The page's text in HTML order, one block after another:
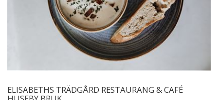
ELISABETHS TRÄDGÅRD RESTAURANG & CAFÉ